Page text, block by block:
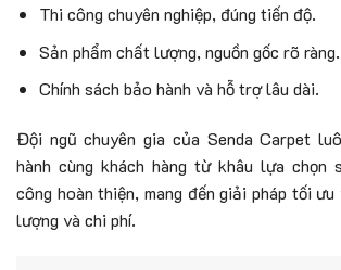
Thi công chuyên nghiệp, đúng tiến độ.
Sản phẩm chất lượng, nguồn gốc rõ ràng.
Chính sách bảo hành và hỗ trợ lâu dài.
Đội ngũ chuyên gia của Senda Carpet
hành cùng khách hàng từ khâu lựa chọn
công hoàn thiện, mang đến giải pháp tối
lượng và chi phí.